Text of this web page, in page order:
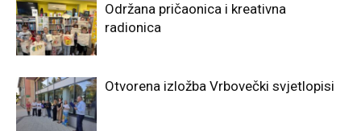
Održana pričaonica i kreativna
radionica
Otvorena izložba Vrbovečki svjetlopisi